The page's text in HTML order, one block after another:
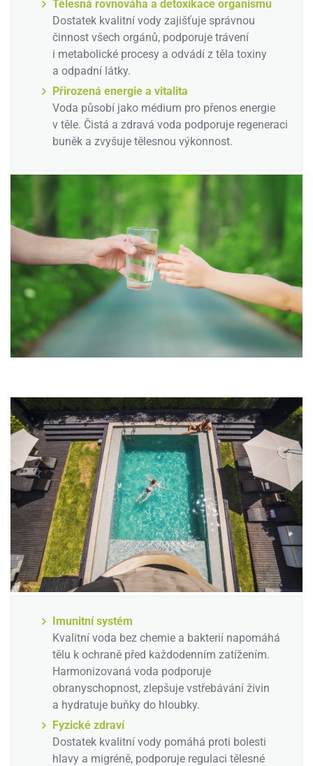
Tělesná rovnováha a detoxikace organismu
Dostatek kvalitní vody zajišťuje správnou
činnost všech orgánů, podporuje trávení
i metabolické procesy a odvádí z těla toxiny
a odpadní látky.
Přirozená energie a vitalita
Voda působí jako médium pro přenos energie
v těle. Čistá a zdravá voda podporuje regeneraci
buněk a zvyšuje tělesnou výkonnost.
Imunitní systém
Kvalitní voda bez chemie a bakterií napomáhá
tělu k ochraně před každodenním zatížením.
Harmonizovaná voda podporuje
obranyschopnost, zlepšuje vstřebávání živin
a hydratuje buňky do hloubky.
Fyzické zdraví
Dostatek kvalitní vody pomáhá proti bolesti
hlavy a migréně, podporuje regulaci tělesné